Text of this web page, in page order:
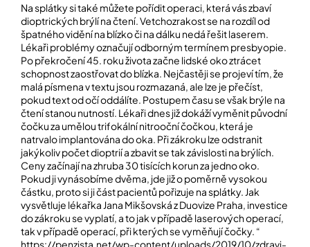
Na splátky si také můžete pořídit operaci, která vás zbaví
dioptrických brýlí na čtení. Vetchozrakost se na rozdíl od
špatného vidění na blízko či na dálku nedá řešit laserem.
Lékaři problémy označují odborným termínem presbyopie.
Po překročení 45. roku života začne lidské oko ztrácet
schopnost zaostřovat do blízka. Nejčastěji se projeví tím, že
malá písmena v textu jsou rozmazaná, ale lze je přečíst,
pokud text od očí oddálíte. Postupem času se však brýle na
čtení stanou nutností. Lékaři dnes již dokáží vyměnit původní
čočku za umělou trifokální nitrooční čočkou, která je
natrvalo implantována do oka. Při zákroku lze odstranit
jakýkoliv počet dioptrií a zbavit se tak závislosti na brýlích.
Ceny začínají na zhruba 30 tisících korun za jedno oko.
Pokud ji vynásobíme dvěma, jde již o poměrně vysokou
částku, proto si ji část pacientů pořizuje na splátky. Jak
vysvětluje lékařka Jana Mikšovská z Duovize Praha, investice
do zákroku se vyplatí, a to jak v případě laserových operací,
tak v případě operací, při kterých se vyměňují čočky. “
https://penzista.net/wp-content/uploads/2019/10/zdravi-